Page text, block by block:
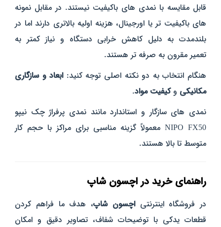
قابل مقایسه با نمدی‌ های باکیفیت نیستند. در مقابل نمونه‌
های باکیفیت‌ تر یا اورجینال، هزینه اولیه بالاتری دارند اما در
بلندمدت به دلیل کاهش خرابی دستگاه و نیاز کمتر به
تعمیر مقرون‌ به‌ صرفه‌ تر هستند.
هنگام انتخاب به دو نکته اصلی توجه کنید:ابعاد و سازگاری
مکانیکی وکیفیت مواد.
نمدی‌ های سازگار و استاندارد مانند نمدی پرفراژ چک نیپو
NIPO FX50 معمولاً گزینه مناسبی برای مراکز با حجم کار
متوسط تا بالا هستند.
راهنمای خرید در اچسون شاپ
در فروشگاه اینترنتیاچسون شاپ، هدف ما فراهم کردن
قطعات یدکی با توضیحات شفاف، تصاویر دقیق و امکان